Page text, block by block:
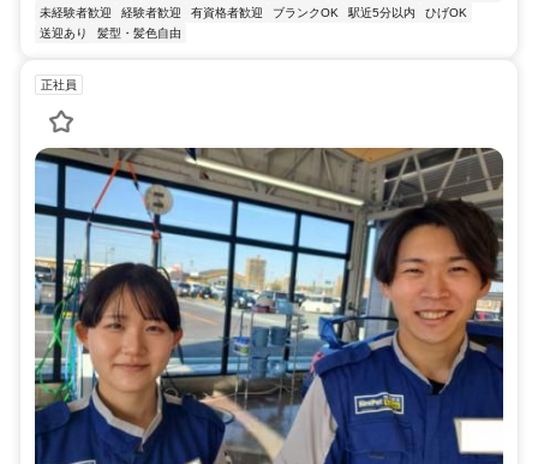
未経験者歓迎
経験者歓迎 有資格者歓迎 ブランクOK 駅近5分以内
ひげOK
送迎あり
髪型・髪色自由
正社員